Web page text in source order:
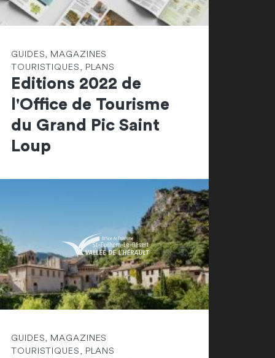
GUIDES, MAGAZINES
TOURISTIQUES, PLANS
Editions 2022 de
l'Office de Tourisme
du Grand Pic Saint
Loup
GUIDES, MAGAZINES
TOURISTIQUES, PLANS